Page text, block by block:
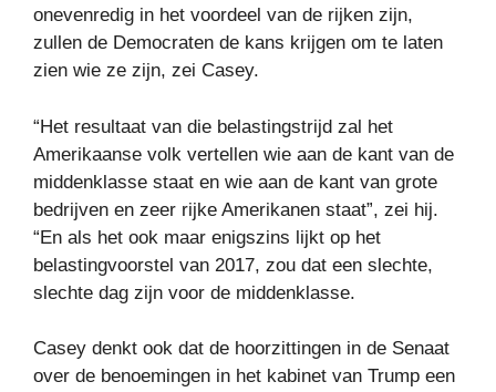
onevenredig in het voordeel van de rijken zijn,
zullen de Democraten de kans krijgen om te laten
zien wie ze zijn, zei Casey.
“Het resultaat van die belastingstrijd zal het
Amerikaanse volk vertellen wie aan de kant van de
middenklasse staat en wie aan de kant van grote
bedrijven en zeer rijke Amerikanen staat”, zei hij.
“En als het ook maar enigszins lijkt op het
belastingvoorstel van 2017, zou dat een slechte,
slechte dag zijn voor de middenklasse.
Casey denkt ook dat de hoorzittingen in de Senaat
over de benoemingen in het kabinet van Trump een